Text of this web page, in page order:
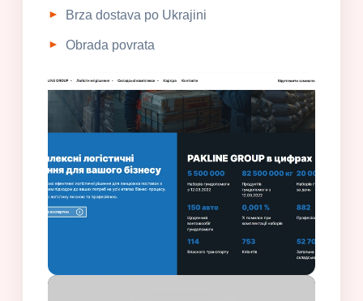
Brza dostava po Ukrajini
Obrada povrata